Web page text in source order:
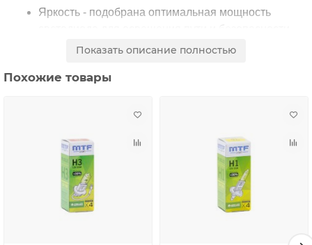
Яркость - подобрана оптимальная мощность
встречного потока.
лампы обеспечивает правильное распределение
Срок службы - значительный рабочий ресурс
срок до 500.000 км.
Размер - система охлаждения компактных
размеров с высоким коэффицентом полезного
действия позволяет установить лампы на
большинство автомобилей.
Показать описание полностью
Похожие товары